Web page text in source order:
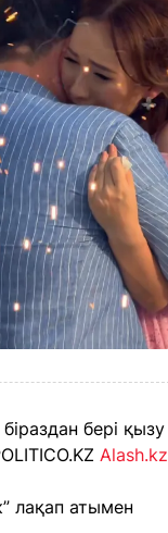
бері қызу
Alash.kz
лақап атымен